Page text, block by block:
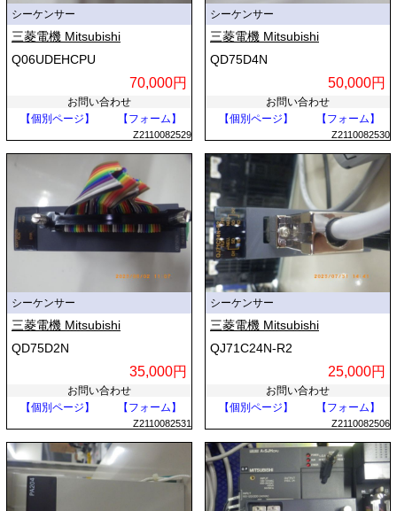
シーケンサー
三菱電機 Mitsubishi
Q06UDEHCPU
70,000円
お問い合わせ
【個別ページ】
【フォーム】
Z2110082529
シーケンサー
三菱電機 Mitsubishi
QD75D4N
50,000円
お問い合わせ
【個別ページ】
【フォーム】
Z2110082530
シーケンサー
三菱電機 Mitsubishi
QD75D2N
35,000円
お問い合わせ
【個別ページ】
【フォーム】
Z2110082531
シーケンサー
三菱電機 Mitsubishi
QJ71C24N-R2
25,000円
お問い合わせ
【個別ページ】
【フォーム】
Z2110082506